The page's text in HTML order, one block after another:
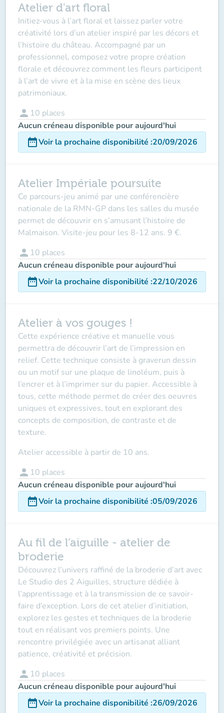
Atelier d'art floral
Initiez-vous à l’art floral et laissez parler votre
créativité lors d’un atelier inspiré par les décors et
l’histoire du château. Accompagné par un
professionnel, composez votre propre création
florale et découvrez comment les fleurs participent
à l’art de vivre et à la mise en scène des lieux
patrimoniaux.
person 10 places
Aucun créneau disponible pour aujourd'hui
date_rangeVoir la prochaine disponibilité :20/09/2026
Atelier Impériale poursuite
Ce parcours-jeu animé par une conférencière
nationale de la RMN-GP dans les salles du musée
permet de découvrir en s’amusant l’histoire de
Malmaison. Visite-jeu pour les 8-12 ans. 9 €.
person 10 places
Aucun créneau disponible pour aujourd'hui
date_rangeVoir la prochaine disponibilité :22/10/2026
Atelier à vos gouges !
Cette expérience créative et manuelle vous
permettra de découvrir l’art de l’impression en
relief. Cette technique consiste à graverun dessin
ou un motif sur une plaque de linoléum, puis à
l’encrer et à l’imprimer sur du papier. Accessible à
tous, cette méthode permet de créer des oeuvres
uniques et expressives, tout en explorant des
concepts de composition, de contraste et de
texture.
Atelier accessible à partir de 10 ans.
person 10 places
Aucun créneau disponible pour aujourd'hui
date_rangeVoir la prochaine disponibilité :05/09/2026
Au fil de l’aiguille - atelier de
broderie
Découvrez l’univers raffiné de la broderie d’art avec
Le Studio des 2 Aiguilles, structure dédiée à
l’apprentissage et à la transmission de ce savoir-
faire d’exception. Lors de cet atelier d’initiation,
explorez les gestes et techniques de la broderie
tout en réalisant vos premiers points. Une
rencontre privilégiée avec un artisanat alliant
patience, créativité et précision.
person 10 places
Aucun créneau disponible pour aujourd'hui
date_rangeVoir la prochaine disponibilité :26/09/2026